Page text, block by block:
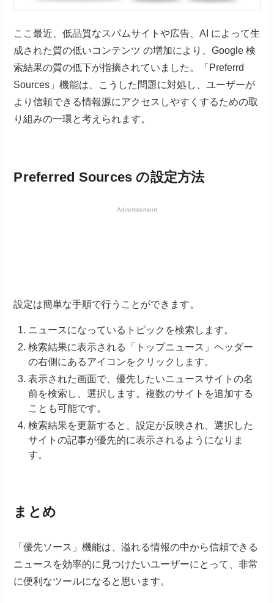
ここ最近、低品質なスパムサイトや広告、AI によって生
成された質の低いコンテンツ の増加により、Google 検
索結果の質の低下が指摘されていました。「Preferrd
Sources」機能は、こうした問題に対処し、ユーザーが
より信頼できる情報源にアクセスしやすくするための取
り組みの一環と考えられます。
Preferred Sources の設定方法
Advertisement
設定は簡単な手順で行うことができます。
ニュースになっているトピックを検索します。
検索結果に表示される「トップニュース」ヘッダー
の右側にあるアイコンをクリックします。
表示された画面で、優先したいニュースサイトの名
前を検索し、選択します。複数のサイトを追加する
ことも可能です。
検索結果を更新すると、設定が反映され、選択した
サイトの記事が優先的に表示されるようになりま
す。
まとめ
「優先ソース」機能は、溢れる情報の中から信頼できる
ニュースを効率的に見つけたいユーザーにとって、非常
に便利なツールになると思います。